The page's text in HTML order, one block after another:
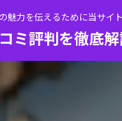
力を伝えるために当サイト
ミ評判を徹底